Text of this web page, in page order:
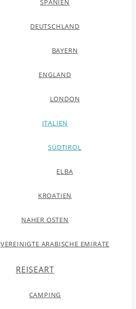
SPANIEN
DEUTSCHLAND
BAYERN
ENGLAND
LONDON
ITALIEN
SÜDTIROL
ELBA
KROATIEN
NAHER OSTEN
VEREINIGTE ARABISCHE EMIRATE
REISEART
CAMPING